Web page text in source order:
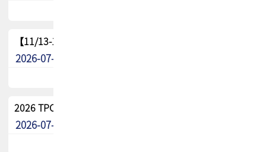
【11/13-15】2026 TPCA 百岳登頂_南橫三星
2026-07-22
2026 TPCA中南區會員問卷暨7/31交流餐敘報名
2026-07-08